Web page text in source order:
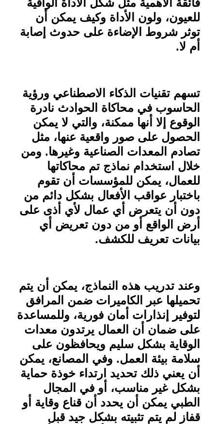
للعيون، ولون الأداة وكيف يمكن أن
توثر شروط الإضاءة على حدوث إصابة
أم لا.
تسهم تقنيات الذكاء الاصطناعي ورؤية
الحاسوب في محاكاة الحوادث نادرة
الوقوع إلا أنها ممكنة، والتي لا يمكن
الحصول على صور واقعية عنها، مثل
تصادم المعدات الصناعية وغيرها. ومن
خلال استخدام نماذج تم محاكاتها
للعمال، يمكن للمؤسسات أن تقوم
باختبار عواقب الأفعال بشكل دائم من
دون أن يتعرض أي عمال لأي أذى على
أرض الواقع أو من دون تعريض أي
بيانات تعريف للكشف.
وعند تدريب هذه النماذج، يمكن أن يتم
تحميلها عبر الكاميرات ضمن المرافق
لتوفير إنذارات أمان فورية، وللمساعدة
على ضمان أن العمال يرتدون معدات
الوقاية بشكل سليم ويحافظون على
سلامة بيئة العمل. وفي المصانع، يمكن
أن يعني ذلك تحديد ارتداء خوذة حماية
بشكل غير مناسب، أو في المجال
الطبي يمكن أن يحدد أن قناع وقاية أو
قفاز لم يتم تثبيته بشكل جيد قبل